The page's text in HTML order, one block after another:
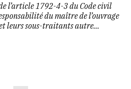
l’article 1792-4-3 du Code civil
du maître de l’ouvrage
leurs sous-traitants autre...